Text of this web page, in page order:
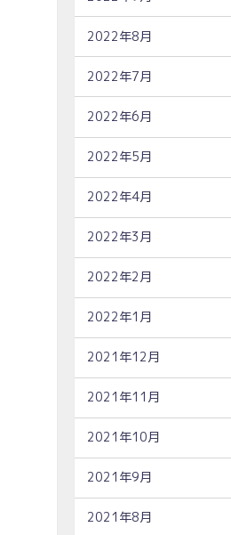
2022年8月
2022年7月
2022年6月
2022年5月
2022年4月
2022年3月
2022年2月
2022年1月
2021年12月
2021年11月
2021年10月
2021年9月
2021年8月